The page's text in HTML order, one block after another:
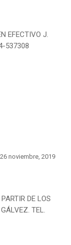
EFECTIVO J.
537308
26 noviembre, 2019
DE LOS
TEL.